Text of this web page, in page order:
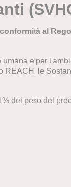
al
e per
REACH, le
del peso del